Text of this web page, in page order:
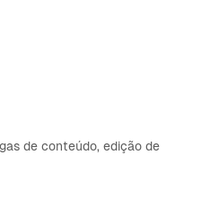
de conteúdo, edição de